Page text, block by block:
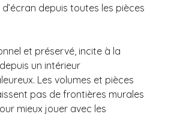
d’écran depuis toutes les pièces
et préservé, incite à la
un intérieur
Les volumes et pièces
pas de frontières murales
mieux jouer avec les